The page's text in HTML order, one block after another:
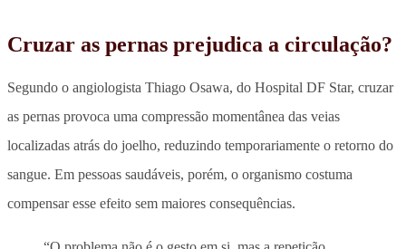
Cruzar as pernas prejudica a circulação?
Segundo o angiologista Thiago Osawa, do Hospital DF Star, cruzar
as pernas provoca uma compressão momentânea das veias
localizadas atrás do joelho, reduzindo temporariamente o retorno do
sangue. Em pessoas saudáveis, porém, o organismo costuma
compensar esse efeito sem maiores consequências.